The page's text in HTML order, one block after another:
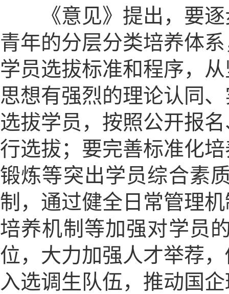
《意见》提出，要逐
青年的分层分类培养体
学员选拔标准和程序，
思想有强烈的理论认同
选拔学员，按照公开报
行选拔；要完善标准化
锻炼等突出学员综合素
制，通过健全日常管理
培养机制等加强对学员
位，大力加强人才举荐
入选调生队伍，推动国